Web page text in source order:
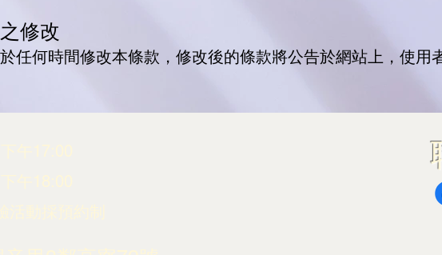
修改
任何時間修改本條款，修改後的條款將公告於網站上，使用